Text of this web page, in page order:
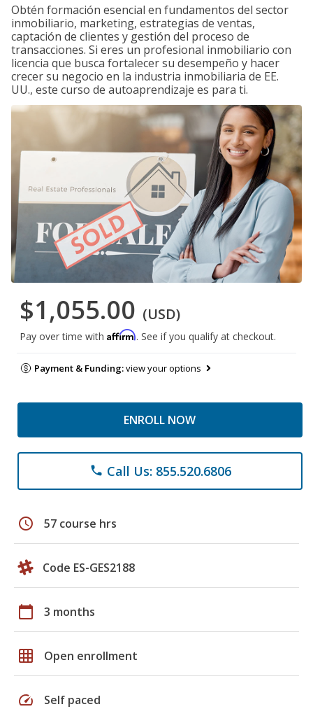
Obtén formación esencial en fundamentos del sector
inmobiliario, marketing, estrategias de ventas,
captación de clientes y gestión del proceso de
transacciones. Si eres un profesional inmobiliario con
licencia que busca fortalecer su desempeño y hacer
crecer su negocio en la industria inmobiliaria de EE.
UU., este curso de autoaprendizaje es para ti.
$1,055.00 (USD)
Pay over time with Affirm. See if you qualify at checkout.
Payment & Funding:view your options
ENROLL NOW
phone Call Us: 855.520.6806
schedule 57 course hrs
Code ES-GES2188
calendar_today 3 months
grid_on Open enrollment
speed Self paced